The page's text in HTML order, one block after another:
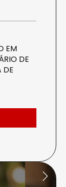
EM
DE
DE